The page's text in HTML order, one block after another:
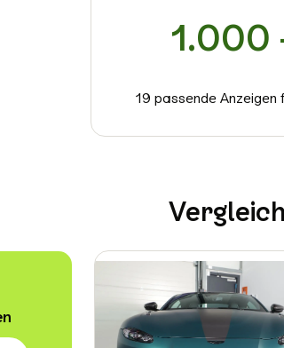
1.000
19 passende